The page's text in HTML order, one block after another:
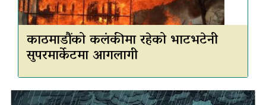
काठमाडौंको कलंकीमा रहेको भाटभटेनी
सुपरमार्केटमा आगलागी